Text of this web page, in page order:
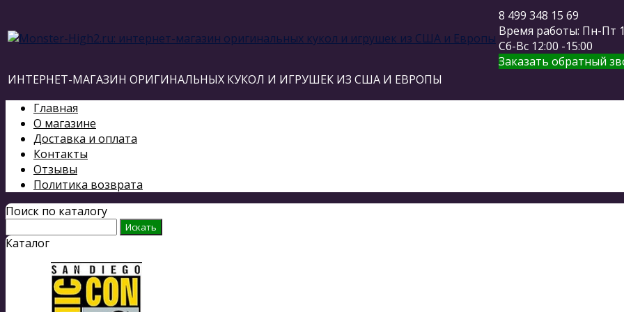
8 499 348 15 69
Время работы: Пн-Пт
Сб-Вс 12:00 -15:00
Заказать обратный
ИНТЕРНЕТ-МАГАЗИН ОРИГИНАЛЬНЫХ КУКОЛ И ИГРУШЕК ИЗ США И ЕВРОПЫ
Главная
О магазине
Доставка и оплата
Контакты
Отзывы
Политика возврата
Поиск по каталогу
Каталог